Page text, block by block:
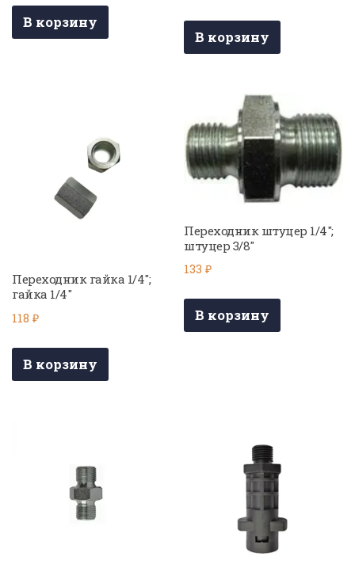
В корзину
В корзину
Переходник гайка 1/4″;
гайка 1/4″
118 ₽
В корзину
Переходник штуцер 1/4″;
штуцер 3/8″
133₽
В корзину